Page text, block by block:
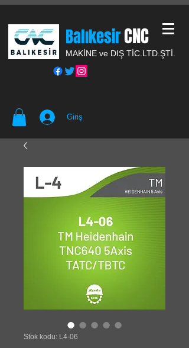
BalıkesirCNC
MAKİNE ve DIŞ TİC. LTD.ŞTİ.
Giriş
Stok kodu: L4-06